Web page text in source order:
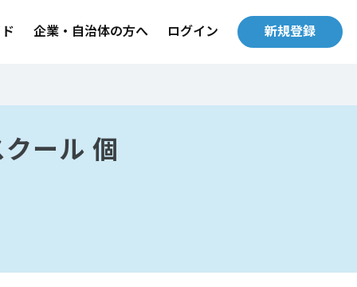
企業・自治体の方へ ログイン 新規登録
ール 個